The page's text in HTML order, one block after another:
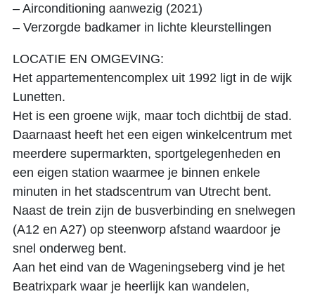
– Airconditioning aanwezig (2021)
– Verzorgde badkamer in lichte kleurstellingen
LOCATIE EN OMGEVING:
Het appartementencomplex uit 1992 ligt in de wijk
Lunetten.
Het is een groene wijk, maar toch dichtbij de stad.
Daarnaast heeft het een eigen winkelcentrum met
meerdere supermarkten, sportgelegenheden en
een eigen station waarmee je binnen enkele
minuten in het stadscentrum van Utrecht bent.
Naast de trein zijn de busverbinding en snelwegen
(A12 en A27) op steenworp afstand waardoor je
snel onderweg bent.
Aan het eind van de Wageningseberg vind je het
Beatrixpark waar je heerlijk kan wandelen,